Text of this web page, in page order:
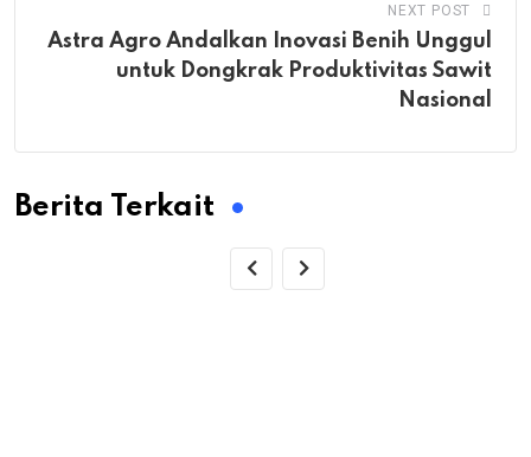
NEXT POST
Astra Agro Andalkan Inovasi Benih Unggul
untuk Dongkrak Produktivitas Sawit
Nasional
Berita Terkait